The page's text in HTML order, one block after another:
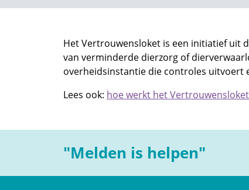
Het Vertrouwensloket is een initiatief uit
van verminderde dierzorg of
overheidsinstantie die controles uitvoert
Lees ook: hoe werkt het Vertrouwensloket
"Melden is helpen"